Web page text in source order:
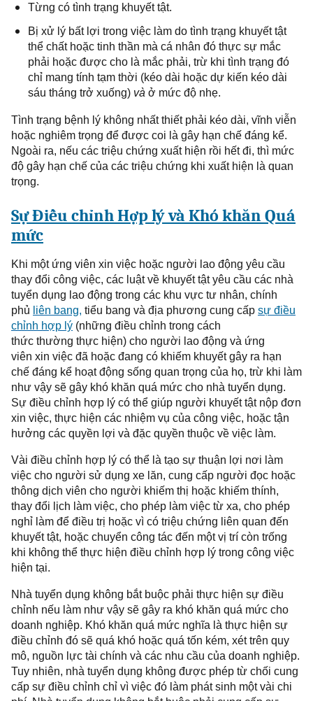
Từng có tình trạng khuyết tật.
Bị xử lý bất lợi trong việc làm do tình trạng khuyết tật
thể chất hoặc tinh thần mà cá nhân đó thực sự mắc
phải hoặc được cho là mắc phải, trừ khi tình trạng đó
chỉ mang tính tạm thời (kéo dài hoặc dự kiến kéo dài
sáu tháng trở xuống) và ở mức độ nhẹ.
Tình trạng bệnh lý không nhất thiết phải kéo dài, vĩnh viễn
hoặc nghiêm trọng để được coi là gây hạn chế đáng kể.
Ngoài ra, nếu các triệu chứng xuất hiện rồi hết đi, thì mức
độ gây hạn chế của các triệu chứng khi xuấthiện là quan
trọng.
Sự Điều chỉnhHợp lý và Khó khăn Quá
mức
Khi một ứng viên xin việc hoặc người lao động yêu cầu
thay đổi công việc, các luật về khuyết tật yêu cầu các nhà
tuyển dụng lao động trong các khu vực tư nhân, chính
phủ liên bang, tiểu bang và địa phương cung cấp sự điều
chỉnh hợp lý (những điều chỉnh trong cách
thức thường thực hiện) cho người lao động và ứng
viên xin việc đã hoặc đang có khiếm khuyết gây ra hạn
chế đáng kể hoạt động sống quan trọng của họ, trừ khi làm
như vậy sẽ gây khó khăn quá mức cho nhà tuyển dụng.
Sự điều chỉnh hợp lý có thể giúp người khuyết tật nộp đơn
xin việc, thực hiện các nhiệm vụ của công việc, hoặc tận
hưởng các quyền lợi và đặc quyền thuộc về việc làm.
Vài điều chỉnh hợp lý có thể là tạo sự thuận lợi nơi làm
việc cho người sử dụng xe lăn, cung cấp người đọc hoặc
thông dịch viên cho người khiếm thị hoặc khiếm thính,
thay đổi lịch làm việc, cho phép làm việc từ xa, cho phép
nghỉ làm để điều trị hoặc vì có triệu chứng liên quan đến
khuyết tật, hoặc chuyển công tác đến một vị trí còn trống
khi không thể thực hiện điều chỉnh hợp lý trong công việc
hiện tại.
Nhà tuyển dụng không bắt buộc phải thực hiện sự điều
chỉnh nếu làm như vậy sẽ gây ra khó khăn quá mức cho
doanh nghiệp. Khó khăn quá mức nghĩa là thực hiện sự
điều chỉnh đó sẽ quá khó hoặc quá tốn kém, xét trên quy
mô, nguồn lực tài chính và các nhu cầu của doanh nghiệp.
Tuy nhiên, nhà tuyển dụng không được phép từ chối cung
cấp sự điều chỉnh chỉ vì việc đó làm phát sinh một vài chi